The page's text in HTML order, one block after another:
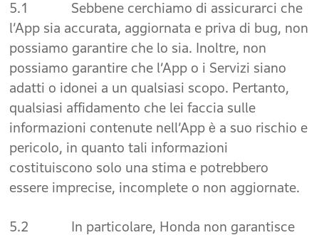
5.1 Sebbene cerchiamo di assicurarci che
l’App sia accurata, aggiornata e priva di bug, non
possiamo garantire che lo sia. Inoltre, non
possiamo garantire che l’App o i Servizi siano
adatti o idonei a un qualsiasi scopo. Pertanto,
qualsiasi affidamento che lei faccia sulle
informazioni contenute nell’App è a suo rischio e
pericolo, in quanto tali informazioni
costituiscono solo una stima e potrebbero
essere imprecise, incomplete o non aggiornate.
5.2 In particolare, Honda non garantisce